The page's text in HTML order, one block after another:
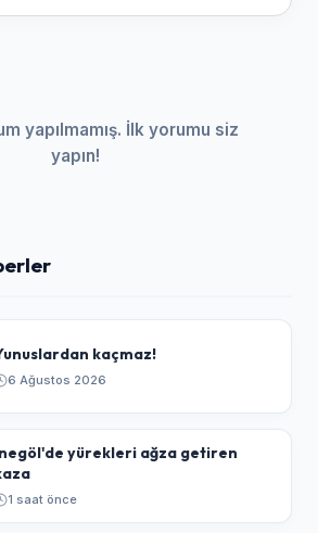
yapılmamış. İlk yorumu siz
yapın!
kaçmaz!
6 Ağustos 2026
yürekleri ağza getiren
1 saat önce